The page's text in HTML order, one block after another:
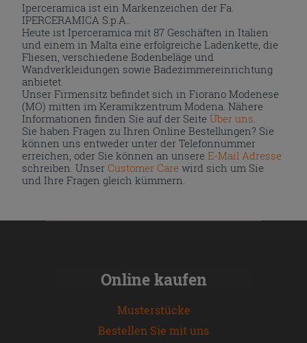
Iperceramica ist ein Markenzeichen der Fa.
IPERCERAMICA S.p.A..
Heute ist Iperceramica mit 87 Geschäften in Italien
und einem in Malta eine erfolgreiche Ladenkette, die
Fliesen, verschiedene Bodenbeläge und
Wandverkleidungen sowie Badezimmereinrichtung
anbietet.
Unser Firmensitz befindet sich in Fiorano Modenese
(MO) mitten im Keramikzentrum Modena. Nähere
Informationen finden Sie auf der Seite Über uns.
Sie haben Fragen zu Ihren Online Bestellungen? Sie
können uns entweder unter der Telefonnummer
erreichen, oder Sie können an unsereE-Mail Adresse
schreiben. UnserCustomer Care wird sich um Sie
und Ihre Fragen gleich kümmern.
Online kaufen
Musterstücke
Bestellen Sie mit uns